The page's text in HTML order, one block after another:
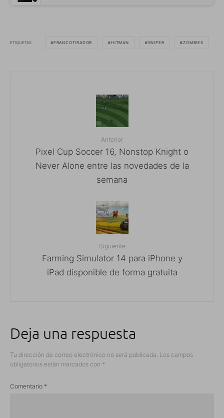
ETIQUETAS FRANCOTIRADOR HITMAN SNIPER ZOMBIES
Anterior
Pixel Cup Soccer 16, Nonstop Knight o
Never Alone entre las novedades de la
semana
Siguiente
Farming Simulator 14 para iPhone y
iPad disponible de forma gratuita
Deja una respuesta
Tu dirección de correo electrónico no será publicada. Los campos
obligatorios están marcados con *
Comentario *